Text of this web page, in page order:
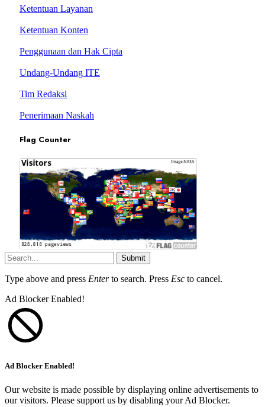
Ketentuan Layanan
Ketentuan Konten
Penggunaan dan Hak Cipta
Undang-Undang ITE
Tim Redaksi
Penerimaan Naskah
Flag Counter
Submit
Type above and press Enterto search. Press Esc to cancel.
Ad Blocker Enabled!
Ad Blocker Enabled!
Our website is made possible by displaying online advertisements to
our visitors. Please support us by disabling your Ad Blocker.